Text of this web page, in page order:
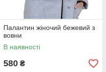
Палантин жіночий бежевий з
вовни
В наявності
580 ₴